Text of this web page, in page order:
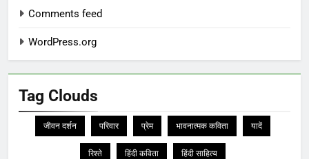
Comments feed
WordPress.org
Tag Clouds
जीवन दर्शन परिवार प्रेम भावनात्मक कविता यादें
रिश्ते हिंदी कविता हिंदी साहित्य